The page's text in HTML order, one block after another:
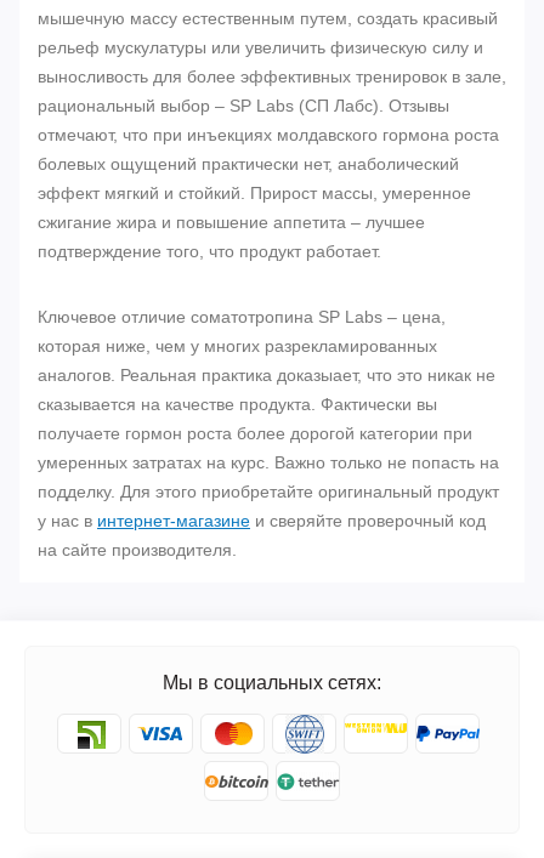
мышечную массу естественным путем, создать красивый
рельеф мускулатуры или увеличить физическую силу и
выносливость для более эффективных тренировок в зале,
рациональный выбор – SP Labs (СП Лабс). Отзывы
отмечают, что при инъекциях молдавского гормона роста
болевых ощущений практически нет, анаболический
эффект мягкий и стойкий. Прирост массы, умеренное
сжигание жира и повышение аппетита – лучшее
подтверждение того, что продукт работает.
Ключевое отличие соматотропина SP Labs – цена,
которая ниже, чем у многих разрекламированных
аналогов. Реальная практика доказыает, что это никак не
сказывается на качестве продукта. Фактически вы
получаете гормон роста более дорогой категории при
умеренных затратах на курс. Важно только не попасть на
подделку. Для этого приобретайте оригинальный продукт
у нас в интернет-магазине и сверяйте проверочный код
на сайте производителя.
Мы в социальных сетях: